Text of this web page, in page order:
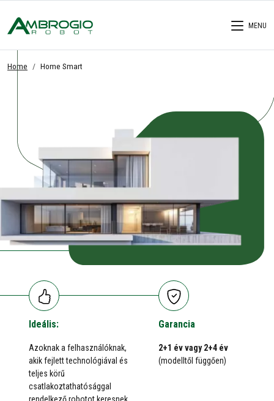
MENU
Home Home Smart
Ideális:
Azoknak a felhasználóknak,
akik fejlett technológiával és
teljes körű
csatlakoztathatósággal
Garancia
2+1 év vagy 2+4 év
(modelltől függően)